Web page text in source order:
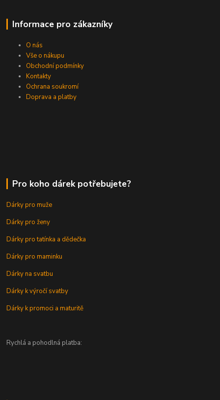
Informace pro zákazníky
O nás
Vše o nákupu
Obchodní podmínky
Kontakty
Ochrana soukromí
Doprava a platby
Pro koho dárek potřebujete?
Dárky pro muže
Dárky pro ženy
Dárky pro tatínka a dědečka
Dárky pro maminku
Dárky na svatbu
Dárky k výročí svatby
Dárky k promoci a maturitě
Rychlá a pohodlná platba: